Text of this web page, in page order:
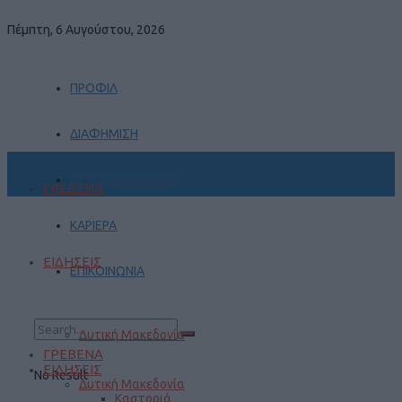
Πέμπτη, 6 Αυγούστου, 2026
ΠΡΟΦΙΛ
ΔΙΑΦΗΜΙΣΗ
ΚΑΡΙΕΡΑ
ΕΠΙΚΟΙΝΩΝΙΑ
No Result
ΓΡΕΒΕΝΑ
ΕΙΔΗΣΕΙΣ
Δυτική Μακεδονία
ΓΡΕΒΕΝΑ
ΕΙΔΗΣΕΙΣ
Δυτική Μακεδονία
Καστοριά